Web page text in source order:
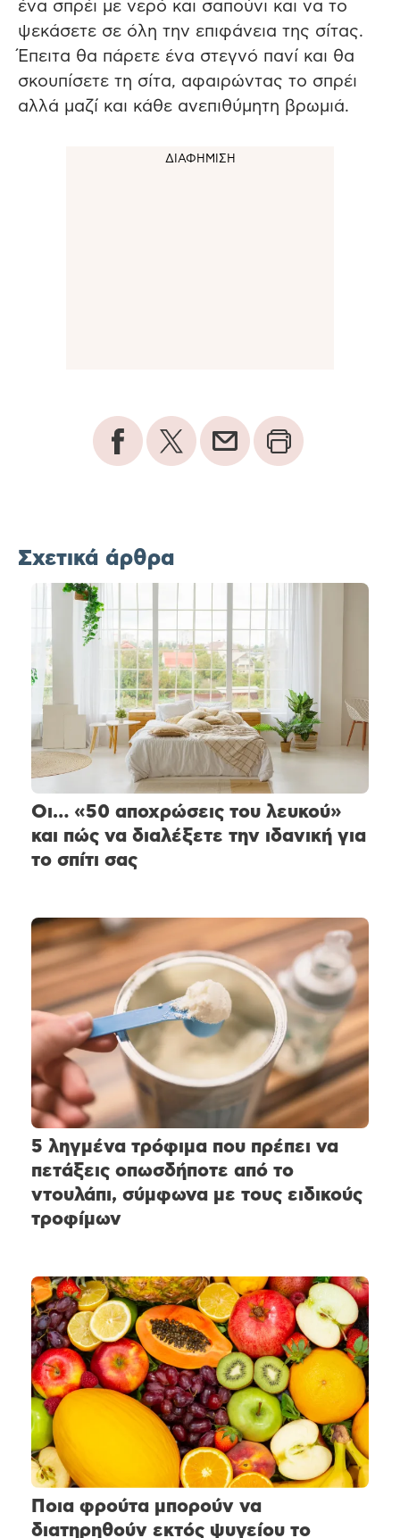
ένα σπρέι με νερό και σαπούνι και να το
ψεκάσετε σε όλη την επιφάνεια της σίτας.
Έπειτα θα πάρετε ένα στεγνό πανί και θα
σκουπίσετε τη σίτα, αφαιρώντας το σπρέι
αλλά μαζί και κάθε ανεπιθύμητη βρωμιά.
Σχετικά άρθρα
Οι… «50 αποχρώσεις του λευκού»
και πώς να διαλέξετε την ιδανική για
το σπίτι σας
5 ληγμένα τρόφιμα που πρέπει να
πετάξεις οπωσδήποτε από το
ντουλάπι, σύμφωνα με τους ειδικούς
τροφίμων
Ποια φρούτα μπορούν να
διατηρηθούν εκτός ψυγείου το